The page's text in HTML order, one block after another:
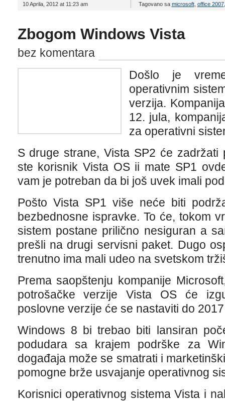
10 Aprila, 2012 at 11:23 am
Tagovano sa microsoft, office 2007
Zbogom Windows Vista
bez komentara
Došlo je
operativnim
verzija.
12. jula,
za operativni
S druge strane, Vista SP2 će zadržati
ste korisnik Vista OS ii mate SP1
vam je potreban da bi još uvek imali
Pošto Vista SP1 više neće biti
bezbednosne ispravke. To će, tokom
sistem postane prilično nesiguran a
prešli na drugi servisni paket. Dugo
trenutno ima mali udeo na svetskom
Prema saopštenju kompanije
potrošačke verzije Vista OS će
poslovne verzije će se nastaviti do
Windows 8 bi trebao biti lansiran
podudara sa krajem podrške za
događaja može se smatrati i
pomogne brže usvajanje operativnog
Korisnici operativnog sistema Vista i